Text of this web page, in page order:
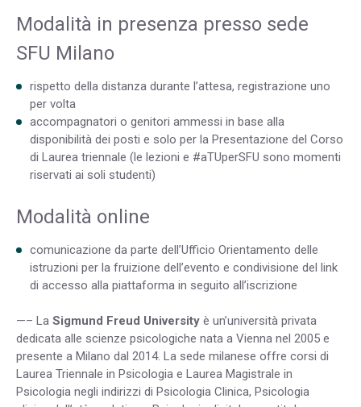
Modalità in presenza presso sede
SFU Milano
rispetto della distanza durante l’attesa, registrazione uno
per volta
accompagnatori o genitori ammessi in base alla
disponibilità dei posti e solo per la Presentazione del Corso
di Laurea triennale (le lezioni e #aTUperSFU sono momenti
riservati ai soli studenti)
Modalità online
comunicazione da parte dell’Ufficio Orientamento delle
istruzioni per la fruizione dell’evento e condivisione del link
di accesso alla piattaforma in seguito all’iscrizione
—– La Sigmund Freud University è un’università privata
dedicata alle scienze psicologiche nata a Vienna nel 2005 e
presente a Milano dal 2014. La sede milanese offre corsi di
Laurea Triennale in Psicologia e Laurea Magistrale in
Psicologia negli indirizzi di Psicologia Clinica, Psicologia